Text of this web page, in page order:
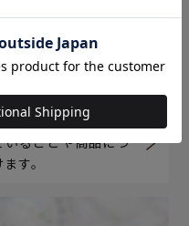
ることや商品につ
す。